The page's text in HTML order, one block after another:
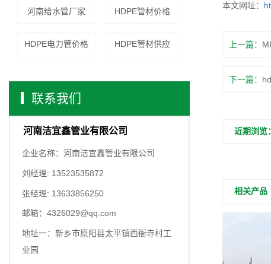
河南给水管厂家 HDPE管材价格
HDPE电力管价格 HDPE管材供应
联系我们
河南洁宜鑫管业有限公司
企业名称：河南洁宜鑫管业有限公司
刘经理: 13523535872
张经理: 13633856250
邮箱：4326029@qq.com
地址一：新乡市原阳县太平镇西衙寺村工
业园
本文网址：
上一篇：
下一篇：
近期浏览：
相关产品